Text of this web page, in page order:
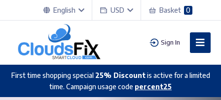
English USD Basket 0
Sign In
First time shopping special 25% Discountis active for a limited
time. Campaign usage code percent25